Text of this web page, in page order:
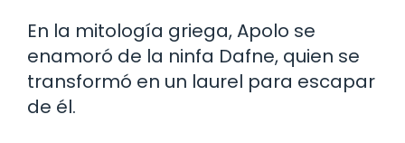
En la mitología griega, Apolo se
enamoró de la ninfa Dafne, quien se
transformó en un laurel para escapar
de él.